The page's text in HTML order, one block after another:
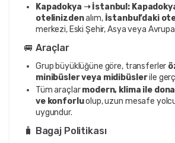
Kapadokya ➝ İstanbul:
otelinizdenalım, İstanbul’daki
merkezi, Eski Şehir, Asya veya Avrupa
🚐 Araçlar
Grup büyüklüğüne göre, transferler
minibüsler veya midibüslerile
Tüm araçlarmodern, klima ile
ve konforluolup, uzun mesafe
uygundur.
🧳 Bagaj Politikası